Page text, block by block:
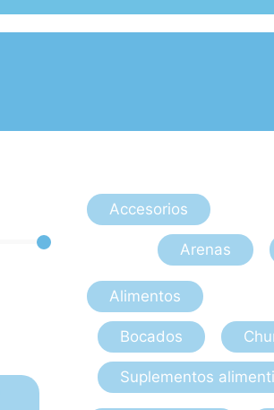
Accesorios
Arenas
Alimentos
Bocados
Suplementos